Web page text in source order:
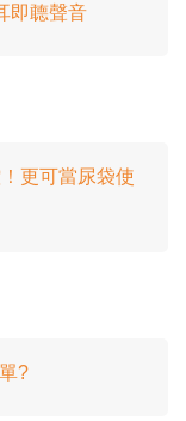
即聼聲音
更可當尿袋使
?